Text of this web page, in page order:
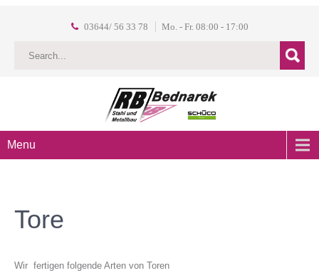
03644/ 56 33 78 Mo. - Fr. 08:00 - 17:00
Menu
Tore
Wir fertigen folgende Arten von Toren